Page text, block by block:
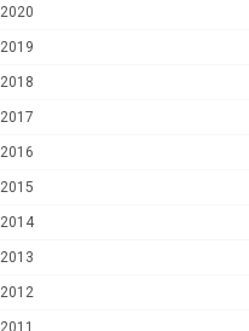
2020
2019
2018
2017
2016
2015
2014
2013
2012
2011